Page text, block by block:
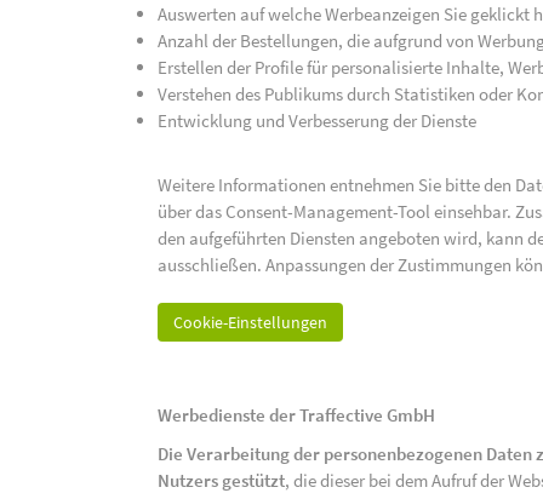
Auswerten auf welche Werbeanzeigen Sie geklickt
Anzahl der Bestellungen, die aufgrund von
Erstellen der Profile für personalisierte Inhalte,
Verstehen des Publikums durch Statistiken oder
Entwicklung und Verbesserung der Dienste
Weitere Informationen entnehmen Sie bitte den
über das Consent-Management-Tool einsehbar.
den aufgeführten Diensten angeboten wird, kann
ausschließen. Anpassungen der Zustimmungen
Cookie-Einstellungen
Werbedienste der Traffective GmbH
Die Verarbeitung der personenbezogenen
Nutzers gestützt, die dieser bei dem Aufruf der